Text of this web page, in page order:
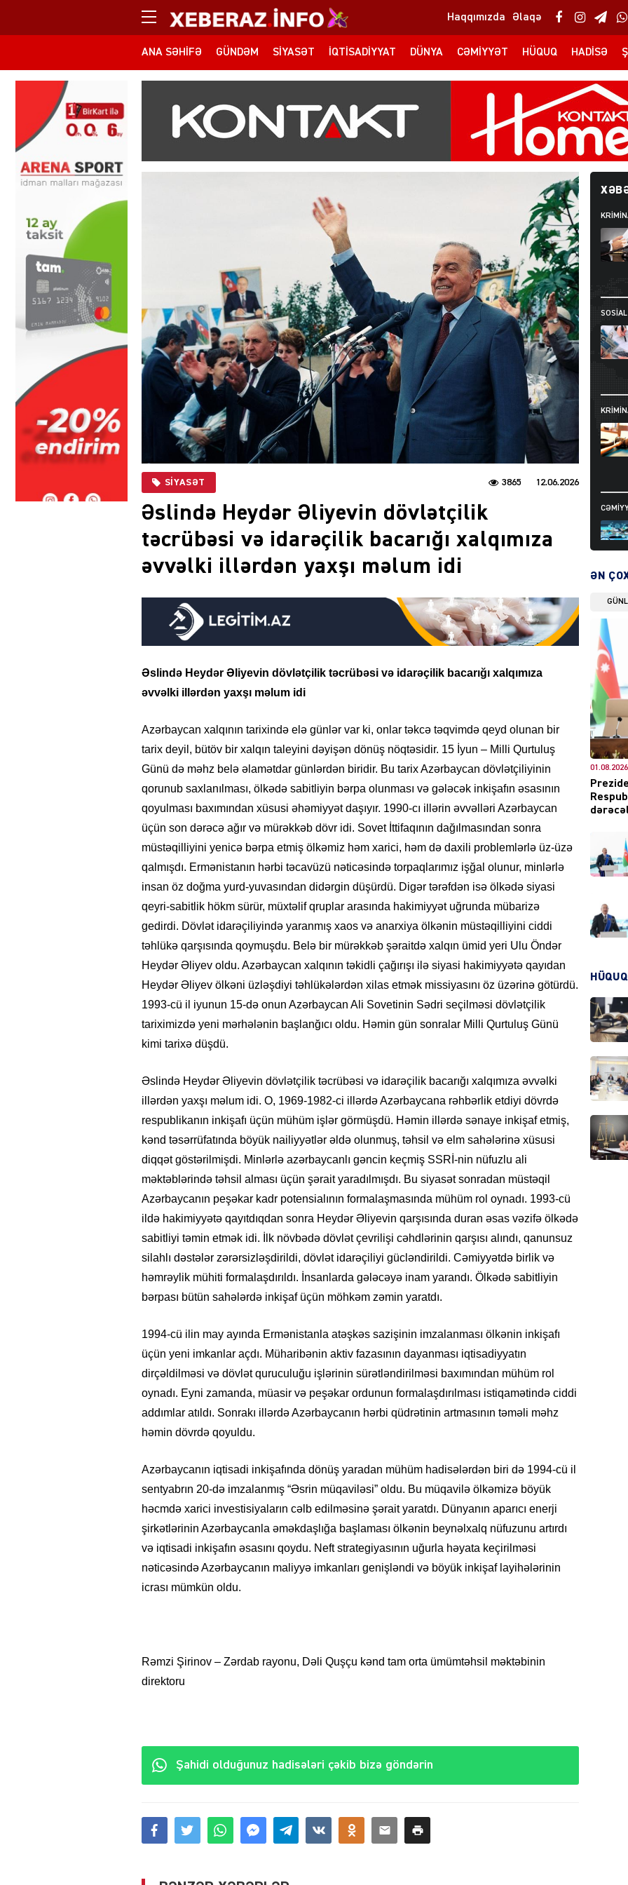
Haqqımızda Əlaqə
ANA SƏHIFƏ GÜNDƏM SIYASƏT İQTISADIYYAT DÜNYA CƏMIYYƏT HÜQUQ HADISƏ
SIYASƏT 12.06.2026
3865
Əslində Heydər Əliyevin dövlətçilik
təcrübəsi və idarəçilik bacarığı xalqımıza
əvvəlki illərdən yaxşı məlum idi
Əslində Heydər Əliyevin dövlətçilik təcrübəsi və idarəçilik bacarığı xalqımıza
əvvəlki illərdən yaxşı məlum idi
Azərbaycan xalqının tarixində elə günlər var ki, onlar təkcə təqvimdə qeyd olunan bir
tarix deyil, bütöv bir xalqın taleyini dəyişən dönüş nöqtəsidir. 15 İyun – Milli Qurtuluş
Günü də məhz belə əlamətdar günlərdən biridir. Bu tarix Azərbaycan dövlətçiliyinin
qorunub saxlanılması, ölkədə sabitliyin bərpa olunması və gələcək inkişafın əsasının
qoyulması baxımından xüsusi əhəmiyyət daşıyır. 1990-cı illərin əvvəlləri Azərbaycan
üçün son dərəcə ağır və mürəkkəb dövr idi. Sovet İttifaqının dağılmasından sonra
müstəqilliyini yenicə bərpa etmiş ölkəmiz həm xarici, həm də daxili problemlərlə üz-üzə
qalmışdı. Ermənistanın hərbi təcavüzü nəticəsində torpaqlarımız işğal olunur, minlərlə
insan öz doğma yurd-yuvasından didərgin düşürdü. Digər tərəfdən isə ölkədə siyasi
qeyri-sabitlik hökm sürür, müxtəlif qruplar arasında hakimiyyət uğrunda mübarizə
gedirdi. Dövlət idarəçiliyində yaranmış xaos və anarxiya ölkənin müstəqilliyini ciddi
təhlükə qarşısında qoymuşdu. Belə bir mürəkkəb şəraitdə xalqın ümid yeri Ulu Öndər
Heydər Əliyev oldu. Azərbaycan xalqının təkidli çağırışı ilə siyasi hakimiyyətə qayıdan
Heydər Əliyev ölkəni üzləşdiyi təhlükələrdən xilas etmək missiyasını öz üzərinə götürdü.
1993-cü il iyunun 15-də onun Azərbaycan Ali Sovetinin Sədri seçilməsi dövlətçilik
tariximizdə yeni mərhələnin başlanğıcı oldu. Həmin gün sonralar Milli Qurtuluş Günü
kimi tarixə düşdü.
Əslində Heydər Əliyevin dövlətçilik təcrübəsi və idarəçilik bacarığı xalqımıza əvvəlki
illərdən yaxşı məlum idi. O, 1969-1982-ci illərdə Azərbaycana rəhbərlik etdiyi dövrdə
respublikanın inkişafı üçün mühüm işlər görmüşdü. Həmin illərdə sənaye inkişaf etmiş,
kənd təsərrüfatında böyük nailiyyətlər əldə olunmuş, təhsil və elm sahələrinə xüsusi
diqqət göstərilmişdi. Minlərlə azərbaycanlı gəncin keçmiş SSRİ-nin nüfuzlu ali
məktəblərində təhsil alması üçün şərait yaradılmışdı. Bu siyasət sonradan müstəqil
Azərbaycanın peşəkar kadr potensialının formalaşmasında mühüm rol oynadı. 1993-cü
ildə hakimiyyətə qayıtdıqdan sonra Heydər Əliyevin qarşısında duran əsas vəzifə ölkədə
sabitliyi təmin etmək idi. İlk növbədə dövlət çevrilişi cəhdlərinin qarşısı alındı, qanunsuz
silahlı dəstələr zərərsizləşdirildi, dövlət idarəçiliyi gücləndirildi. Cəmiyyətdə birlik və
həmrəylik mühiti formalaşdırıldı. İnsanlarda gələcəyə inam yarandı. Ölkədə sabitliyin
bərpası bütün sahələrdə inkişaf üçün möhkəm zəmin yaratdı.
1994-cü ilin may ayında Ermənistanla atəşkəs sazişinin imzalanması ölkənin inkişafı
üçün yeni imkanlar açdı. Müharibənin aktiv fazasının dayanması iqtisadiyyatın
dirçəldilməsi və dövlət quruculuğu işlərinin sürətləndirilməsi baxımından mühüm rol
oynadı. Eyni zamanda, müasir və peşəkar ordunun formalaşdırılması istiqamətində ciddi
addımlar atıldı. Sonrakı illərdə Azərbaycanın hərbi qüdrətinin artmasının təməli məhz
həmin dövrdə qoyuldu.
Azərbaycanın iqtisadi inkişafında dönüş yaradan mühüm hadisələrdən biri də 1994-cü il
sentyabrın 20-də imzalanmış “Əsrin müqaviləsi” oldu. Bu müqavilə ölkəmizə böyük
həcmdə xarici investisiyaların cəlb edilməsinə şərait yaratdı. Dünyanın aparıcı enerji
şirkətlərinin Azərbaycanla əməkdaşlığa başlaması ölkənin beynəlxalq nüfuzunu artırdı
və iqtisadi inkişafın əsasını qoydu. Neft strategiyasının uğurla həyata keçirilməsi
nəticəsində Azərbaycanın maliyyə imkanları genişləndi və böyük inkişaf layihələrinin
icrası mümkün oldu.
Rəmzi Şirinov – Zərdab rayonu, Dəli Quşçu kənd tam orta ümümtəhsil məktəbinin
direktoru
Şahidi olduğunuz hadisələri çəkib bizə göndərin
SOSIAL
DÜNYA
ŞOU-
ƏN
01.08.2026
HÜQUQ